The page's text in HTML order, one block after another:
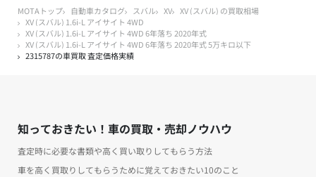
MOTAトップ
自動車カタログ スバル XV
XV (スバル) の買取相場
XV (スバル) 1.6i-L アイサイト 4WD
XV (スバル) 1.6i-L アイサイト 4WD 6年落ち 2020年式
XV (スバル) 1.6i-L アイサイト 4WD 6年落ち 2020年式 5万キロ以下
2315787の車買取 査定価格実績
知っておきたい！車の買取・売却ノウハウ
査定時に必要な書類や高く買い取りしてもらう方法
車を高く買取りしてもらうために覚えておきたい10のこと